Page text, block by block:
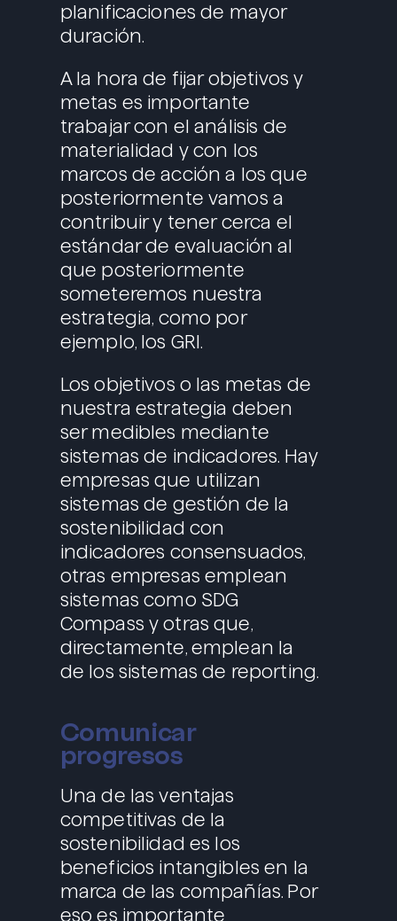
planificaciones de mayor
duración.
A la hora de fijar objetivos y
metas es importante
trabajar con el análisis de
materialidad y con los
marcos de acción a los que
posteriormente vamos a
contribuir y tener cerca el
estándar de evaluación al
que posteriormente
someteremos nuestra
estrategia, como por
ejemplo, los GRI.
Los objetivos o las metas de
nuestra estrategia deben
ser medibles mediante
sistemas de indicadores. Hay
empresas que utilizan
sistemas de gestión de la
sostenibilidad con
indicadores consensuados,
otras empresas emplean
sistemas como SDG
Compass y otras que,
directamente, emplean la
de los sistemas de reporting.
Comunicar
progresos
Una de las ventajas
competitivas de la
sostenibilidad es los
beneficios intangibles en la
marca de las compañías. Por
eso es importante